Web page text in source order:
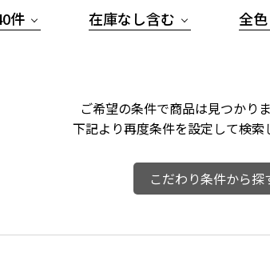
件 在庫なし含む 全色
ご希望の条件で商品は見つかり
下記より再度条件を設定して検索
こだわり条件から探